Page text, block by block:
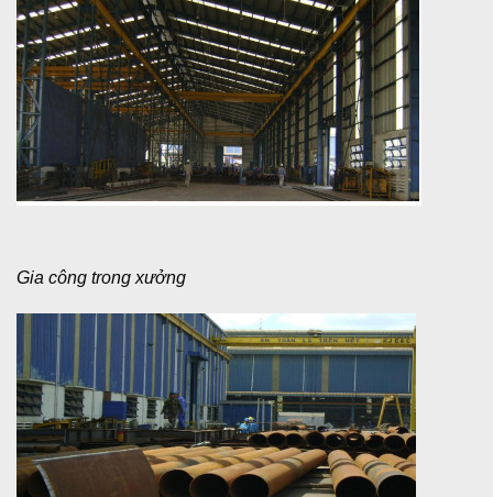
Gia công trong xưởng